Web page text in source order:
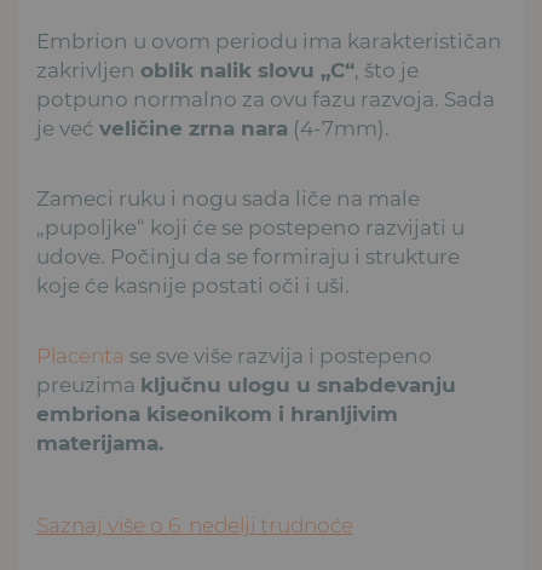
Embrion u ovom periodu ima karakterističan
zakrivljen oblik nalik slovu „C“, što je
potpuno normalno za ovu fazu razvoja. Sada
je već veličine zrna nara (4-7mm).
Zameci ruku i nogu sada liče na male
„pupoljke“ koji će se postepeno razvijati u
udove. Počinju da se formiraju i strukture
koje će kasnije postati oči i uši.
Placenta se sve više razvija i postepeno
preuzima ključnu ulogu u snabdevanju
embriona kiseonikom i hranljivim
materijama.
Saznaj više o 6. nedelji trudnoće